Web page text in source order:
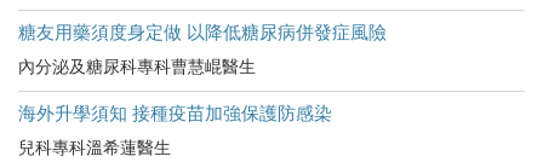
糖友用藥須度身定做 以降低糖尿病併發症風險
內分泌及糖尿科專科曹慧崐醫生
海外升學須知 接種疫苗加強保護防感染
兒科專科溫希蓮醫生